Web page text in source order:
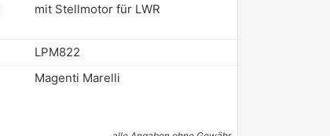
mit Stellmotor für LWR
LPM822
Magenti Marelli